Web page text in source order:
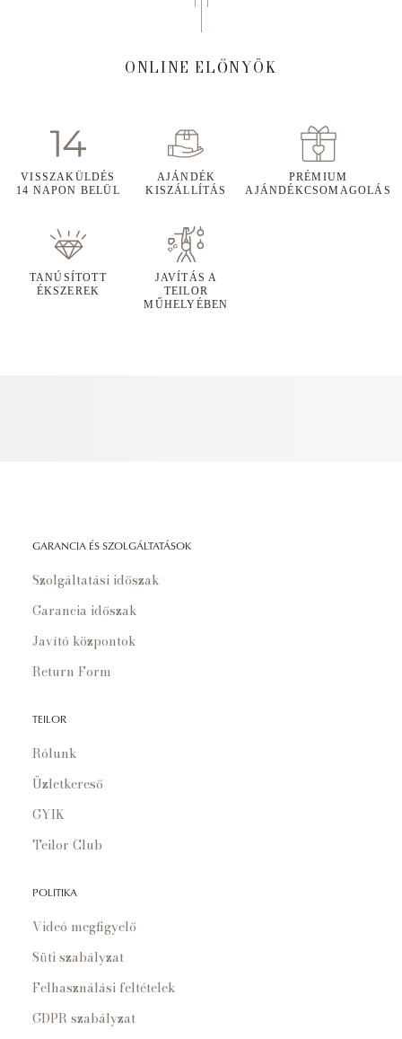
ONLINE ELŐNYÖK
VISSZAKÜLDÉS
14 NAPON BELÜL
AJÁNDÉK
KISZÁLLÍTÁS
PRÉMIUM
AJÁNDÉKCSOMAGOLÁS
TANÚSÍTOTT
ÉKSZEREK
JAVÍTÁS A
TEILOR
MŰHELYÉBEN
GARANCIA ÉS SZOLGÁLTATÁSOK
Szolgáltatási időszak
Garancia időszak
Javító központok
Return Form
TEILOR
Rólunk
Üzletkereső
GYIK
Teilor Club
POLITIKA
Videó megfigyelő
Süti szabályzat
Felhasználási feltételek
GDPR szabályzat